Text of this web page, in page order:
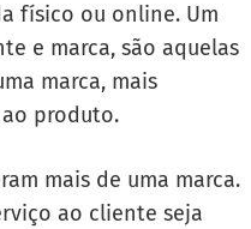
físico ou online. Um
e marca, são aquelas
marca, mais
produto.
mais de uma marca.
ao cliente seja